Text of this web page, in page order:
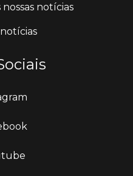
notícias